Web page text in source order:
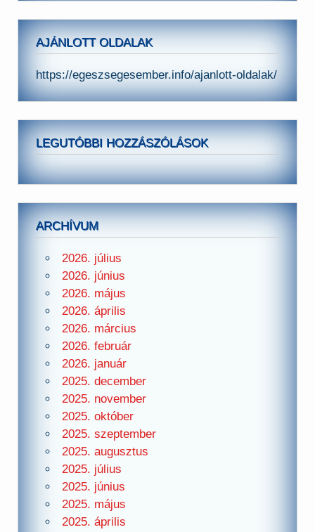
AJÁNLOTT OLDALAK
https://egeszsegesember.info/ajanlott-oldalak/
LEGUTÓBBI HOZZÁSZÓLÁSOK
ARCHÍVUM
2026. július
2026. június
2026. május
2026. április
2026. március
2026. február
2026. január
2025. december
2025. november
2025. október
2025. szeptember
2025. augusztus
2025. július
2025. június
2025. május
2025. április